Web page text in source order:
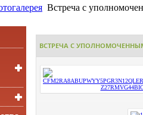
Встреча с
ВСТРЕЧА С